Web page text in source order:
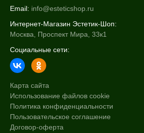
Защита
Лифтинг
Показать еще
Область применения
Веки
Декольте
Лицо
Показать еще
Email: info@esteticshop.ru
Интернет-Магазин Эстетик-Шоп:
Москва, Проспект Мира, 33к1
Социальные сети:
Карта сайта
Использование файлов cookie
Политика конфиденциальности
Пользовательское соглашение
Договор-оферта